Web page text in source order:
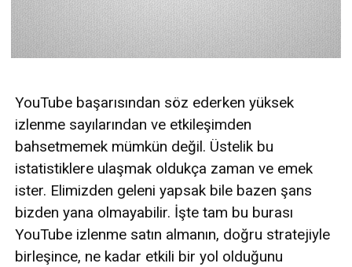
YouTube başarısından söz ederken yüksek
izlenme sayılarından ve etkileşimden
bahsetmemek mümkün değil. Üstelik bu
istatistiklere ulaşmak oldukça zaman ve emek
ister. Elimizden geleni yapsak bile bazen şans
bizden yana olmayabilir. İşte tam bu burası
YouTube izlenme satın almanın, doğru stratejiyle
birleşince, ne kadar etkili bir yol olduğunu